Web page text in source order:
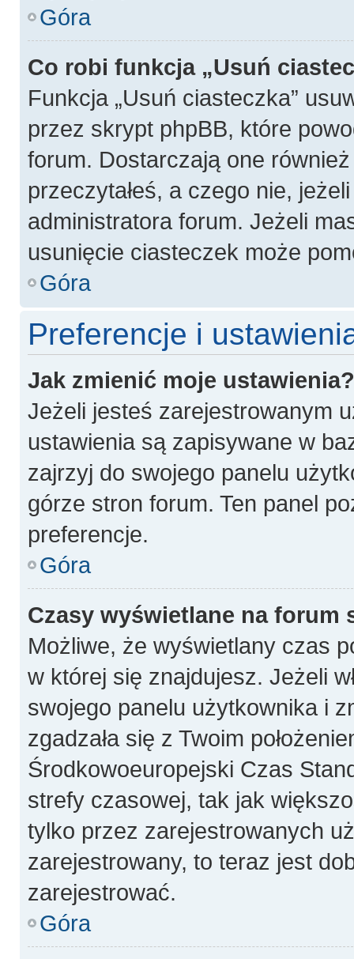
Góra
Co robi funkcja „Usuń
Funkcja „Usuń ciasteczka”
przez skrypt phpBB, które
forum. Dostarczają one
przeczytałeś, a czego nie,
administratora forum. Jeżeli
usunięcie ciasteczek może
Góra
Preferencje i
Jak zmienić moje ustawienia?
Jeżeli jesteś zarejestrowanym
ustawienia są zapisywane w
zajrzyj do swojego panelu
górze stron forum. Ten panel
preferencje.
Góra
Czasy wyświetlane na forum
Możliwe, że wyświetlany czas
w której się znajdujesz. Jeżeli
swojego panelu użytkownika i
zgadzała się z Twoim
Środkowoeuropejski Czas
strefy czasowej, tak jak
tylko przez zarejestrowanych
zarejestrowany, to teraz jest
zarejestrować.
Góra